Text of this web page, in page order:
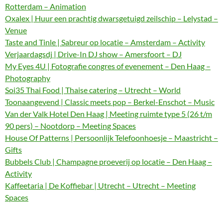
Rotterdam – Animation
Oxalex | Huur een prachtig dwarsgetuigd zeilschip – Lelystad –
Venue
Taste and Tinle | Sabreur op locatie – Amsterdam – Activity
Verjaardagsdj | Drive-In DJ show – Amersfoort – DJ
My Eyes 4U | Fotografie congres of evenement – Den Haag –
Photography
Soi35 Thai Food | Thaise catering – Utrecht – World
Toonaangevend | Classic meets pop – Berkel-Enschot – Music
Van der Valk Hotel Den Haag | Meeting ruimte type 5 (26 t/m
90 pers) – Nootdorp – Meeting Spaces
House Of Patterns | Persoonlijk Telefoonhoesje – Maastricht –
Gifts
Bubbels Club | Champagne proeverij op locatie – Den Haag –
Activity
Kaffeetaria | De Koffiebar | Utrecht – Utrecht – Meeting
Spaces